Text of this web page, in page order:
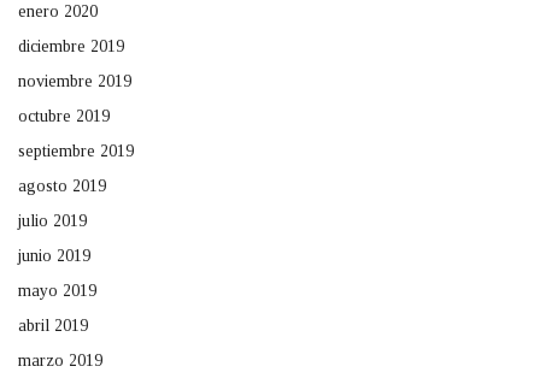
enero 2020
diciembre 2019
noviembre 2019
octubre 2019
septiembre 2019
agosto 2019
julio 2019
junio 2019
mayo 2019
abril 2019
marzo 2019